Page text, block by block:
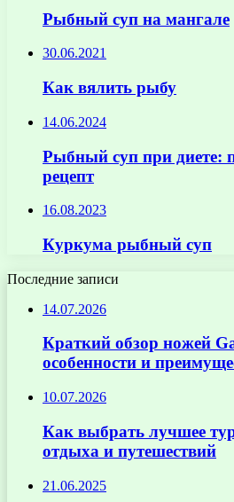
Рыбный суп на мангале
30.06.2021
Как вялить рыбу
14.06.2024
Рыбный суп при диете:
рецепт
16.08.2023
Куркума рыбный суп
Последние записи
14.07.2026
Краткий обзор ножей
особенности и
10.07.2026
Как выбрать лучшее
отдыха и путешествий
21.06.2025